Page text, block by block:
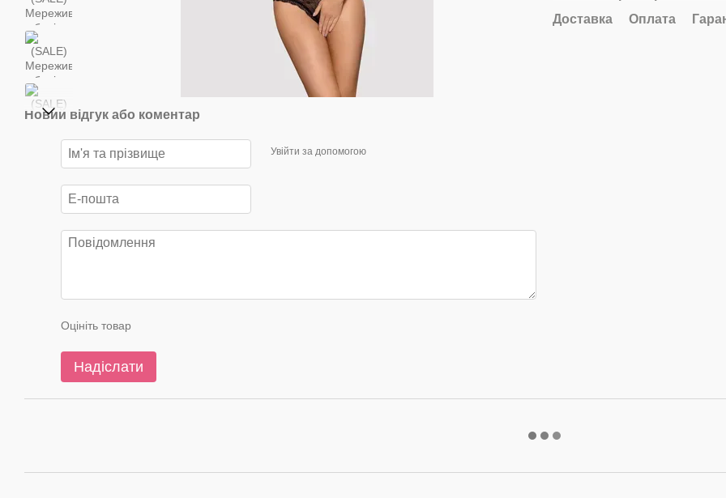
Новий відгук або коментар
Увійти за допомогою
Оцініть товар
Надіслати
Доставка
Оплата